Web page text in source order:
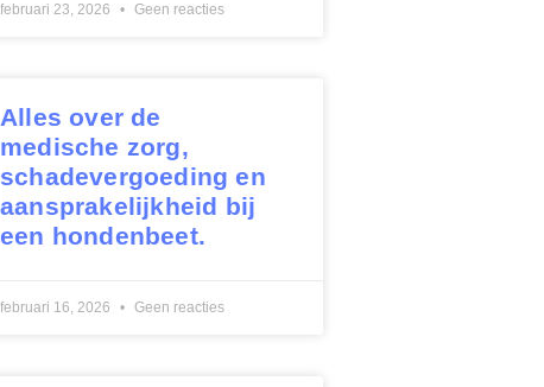
februari 23, 2026 Geen reacties
Alles over de
medische zorg,
schadevergoeding en
aansprakelijkheid bij
een hondenbeet.
februari 16, 2026 Geen reacties